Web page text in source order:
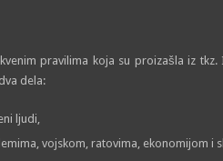
pravilima koja su proizašla iz tkz.
dela:
ljudi,
vojskom, ratovima, ekonomijom i